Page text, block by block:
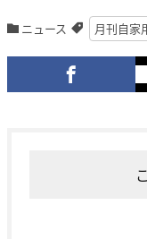
ニュース 月刊自家